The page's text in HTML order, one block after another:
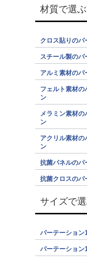
材質で選ぶ
クロス貼りのパ
スチール製のパ
アルミ素材のパ
フェルト素材の
ン
メラミン素材の
ン
アクリル素材の
ン
抗菌パネルのパ
抗菌クロスのパ
サイズで
パーテーション
パーテーション